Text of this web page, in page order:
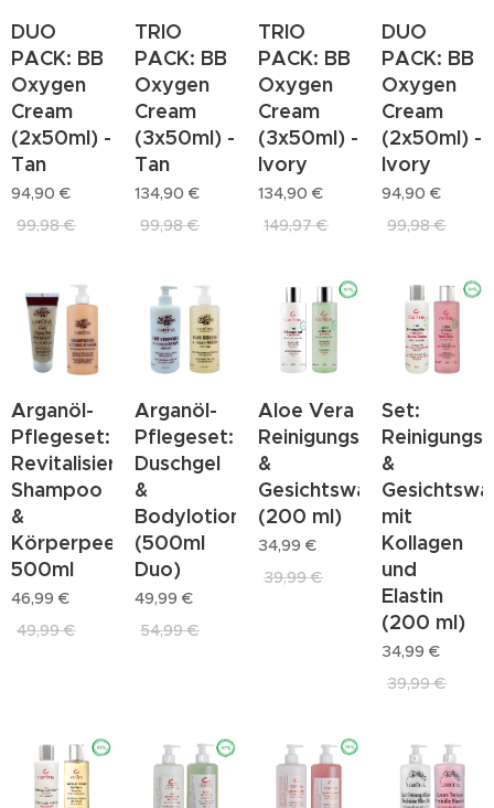
DUO
PACK: BB
Oxygen
Cream
(2x50ml) -
Tan
94,90 €
99,98€
TRIO
PACK: BB
Oxygen
Cream
(3x50ml) -
Tan
134,90 €
99,98€
TRIO
PACK: BB
Oxygen
Cream
(3x50ml) -
Ivory
134,90 €
149,97€
DUO
PACK: BB
Oxygen
Cream
(2x50ml) -
Ivory
94,90 €
99,98€
Arganöl-
Pflegeset:
Revitalisierendes
Shampoo
&
Körperpeeling
500ml
46,99 €
49,99€
Arganöl-
Pflegeset:
Duschgel
&
Bodylotion
(500ml
Duo)
49,99 €
54,99€
Aloe Vera
Reinigungsmilch
&
Gesichtswasser
(200 ml)
34,99 €
39,99€
Set:
&
mit
Kollagen
und
Elastin
(200 ml)
34,99 €
39,99€